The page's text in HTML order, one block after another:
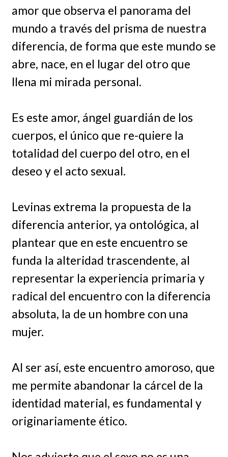
amor que observa el panorama del
mundo a través del prisma de nuestra
diferencia, de forma que este mundo se
abre, nace, en el lugar del otro que
llena mi mirada personal.
Es este amor, ángel guardián de los
cuerpos, el único que re-quiere la
totalidad del cuerpo del otro, en el
deseo y el acto sexual.
Levinas extrema la propuesta de la
diferencia anterior, ya ontológica, al
plantear que en este encuentro se
funda la alteridad trascendente, al
representar la experiencia primaria y
radical del encuentro con la diferencia
absoluta, la de un hombre con una
mujer.
Al ser así, este encuentro amoroso, que
me permite abandonar la cárcel de la
identidad material, es fundamental y
originariamente ético.